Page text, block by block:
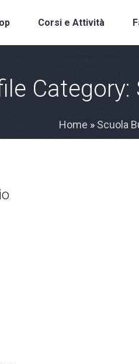
Corsi e Attività
Category:
Home » Scuola